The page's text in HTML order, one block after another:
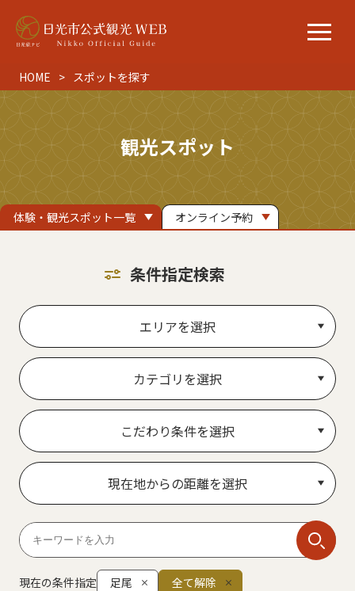
HOME スポットを探す
観光スポット
体験・観光スポット一覧 オンライン予約
条件指定検索
エリアを選択
カテゴリを選択
こだわり条件を選択
現在地からの距離を選択
現在の条件指定 足尾 全て解除